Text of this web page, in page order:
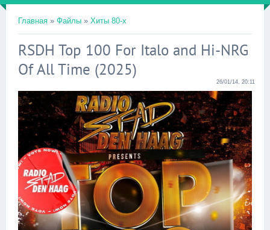
Главная » Файлы » Хиты 80-х
RSDH Top 100 For Italo and Hi-NRG
Of All Time (2025)
26/01/14, 20:11